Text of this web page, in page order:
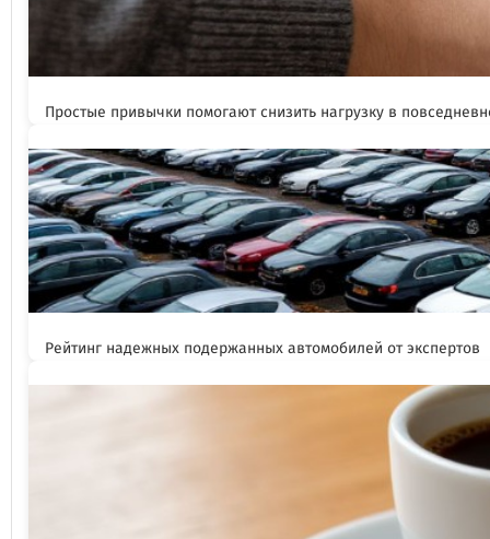
Простые привычки помогают снизить нагрузку в
Рейтинг надежных подержанных автомобилей от экспертов